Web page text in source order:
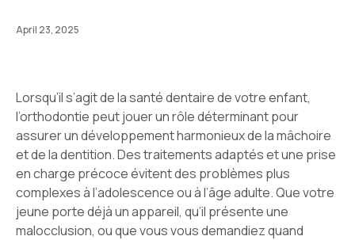
April 23, 2025
Lorsqu’il s’agit de la santé dentaire de votre enfant,
l’orthodontie peut jouer un rôle déterminant pour
assurer un développement harmonieux de la mâchoire
et de la dentition. Des traitements adaptés et une prise
en charge précoce évitent des problèmes plus
complexes à l’adolescence ou à l’âge adulte. Que votre
jeune porte déjà un appareil, qu’il présente une
malocclusion, ou que vous vous demandiez quand